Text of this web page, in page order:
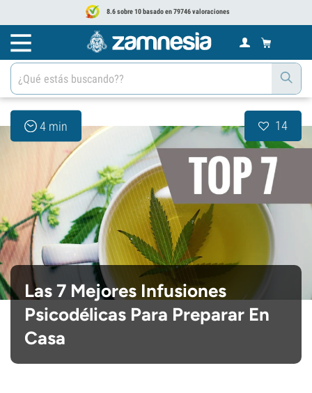
8.6 sobre 10 basado en 79746 valoraciones
4 min 14
Las 7 Mejores Infusiones
Psicodélicas Para Preparar En
Casa